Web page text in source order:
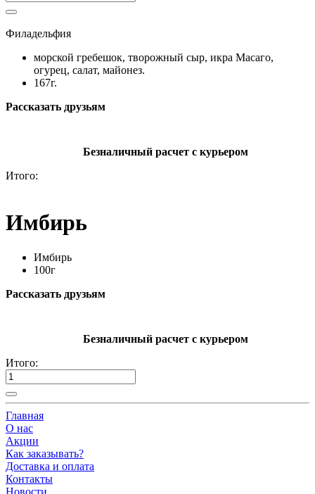
Филадельфия
морской гребешок, творожный сыр, икра Масаго,
огурец, салат, майонез.
167г.
Рассказать друзьям
Безналичный расчет с курьером
Итого:
Имбирь
Имбирь
100г
Рассказать друзьям
Безналичный расчет с курьером
Итого:
Главная
О нас
Акции
Как заказывать?
Доставка и оплата
Контакты
Новости